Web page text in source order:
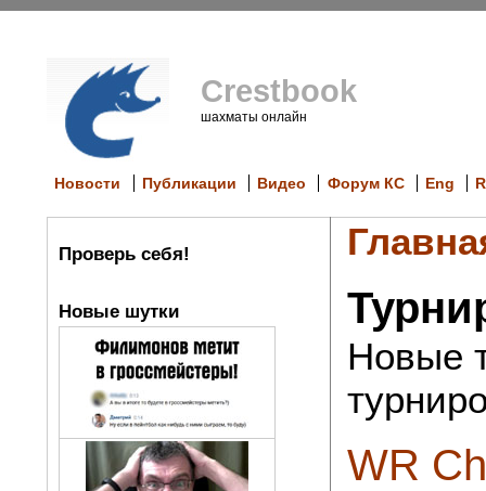
Crestbook
шахматы онлайн
Новости Публикации Видео Форум КС Eng
Проверь себя!
Новые шутки
Новые
WR